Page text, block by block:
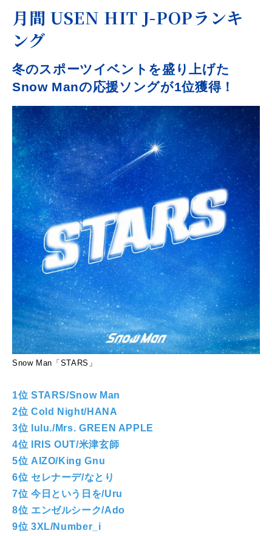
月間 USEN HIT J-POPランキ
ング
冬のスポーツイベントを盛り上げた
Snow Manの応援ソングが1位獲得！
Snow Man「STARS」
1位 STARS/Snow Man
2位 Cold Night/HANA
3位 lulu./Mrs. GREEN APPLE
4位 IRIS OUT/米津玄師
5位 AIZO/King Gnu
6位 セレナーデ/なとり
7位 今日という日を/Uru
8位 エンゼルシーク/Ado
9位 3XL/Number_i